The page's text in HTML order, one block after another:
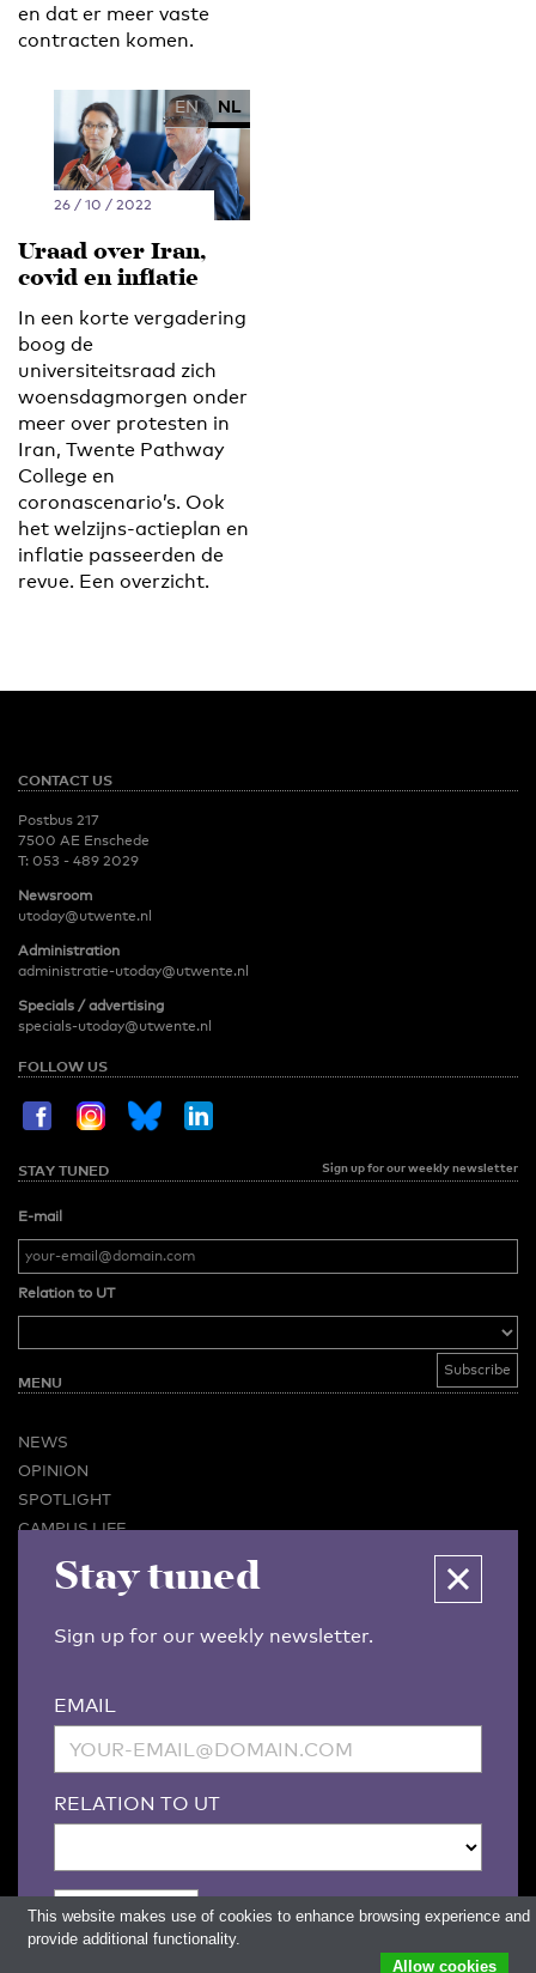
en dat er meer vaste
contracten komen.
EN NL
26 / 10 / 2022
Uraad over Iran,
covid en inflatie
In een korte vergadering
boog de
universiteitsraad zich
woensdagmorgen onder
meer over protesten in
Iran, Twente Pathway
College en
coronascenario’s. Ook
het welzijns-actieplan en
inflatie passeerden de
revue. Een overzicht.
CONTACT US
Postbus 217
7500 AE Enschede
T: 053 - 489 2029
Newsroom
utoday@utwente.nl
Administration
administratie-utoday@utwente.nl
Specials / advertising
specials-utoday@utwente.nl
FOLLOW US
STAY TUNED Sign up for our weekly newsletter
E-mail
Relation to UT
MENU
NEWS
OPINION
SPOTLIGHT
CAMPUS LIFE
BUSINESS & CAREER
CONTACT
ARCHIVE
MORE
LINKS
DISCLAIMER / COPYRIGHT REDACTIESTATUUT/EDITORIAL STATUTE
Stay tuned
Sign up for our weekly newsletter.
EMAIL
RELATION TO UT
This website makes use of cookies to enhance browsing experience and
provide additional functionality.
Allow cookies